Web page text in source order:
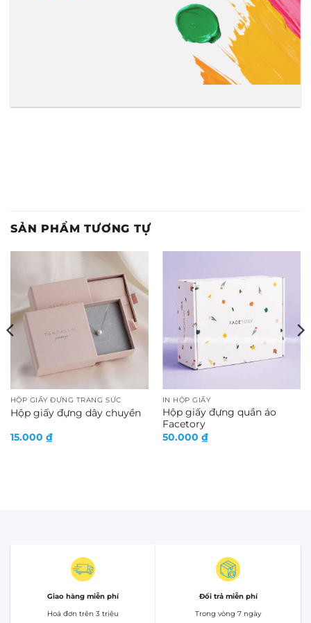
SẢN PHẨM TƯƠNG TỰ
HỘP GIẤY ĐỰNG TRANG SỨC
Hộp giấy đựng dây chuyền
15.000 ₫
IN HỘP GIẤY
Hộp giấy đựng quần áo
Facetory
50.000 ₫
Giao hàng miễn phí
Hoá đơn trên 3 triệu
Đổi trả miễn phí
Trong vòng 7 ngày